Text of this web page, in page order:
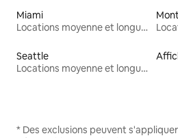
Miami
Locations moyenne et longue durée
Seattle
Locations moyenne et longue durée
* Des exclusions peuvent